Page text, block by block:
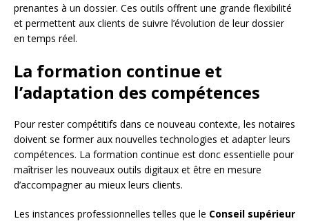
prenantes à un dossier. Ces outils offrent une grande flexibilité
et permettent aux clients de suivre l’évolution de leur dossier
en temps réel.
La formation continue et
l’adaptation des compétences
Pour rester compétitifs dans ce nouveau contexte, les notaires
doivent se former aux nouvelles technologies et adapter leurs
compétences. La formation continue est donc essentielle pour
maîtriser les nouveaux outils digitaux et être en mesure
d’accompagner au mieux leurs clients.
Les instances professionnelles telles que le Conseil supérieur